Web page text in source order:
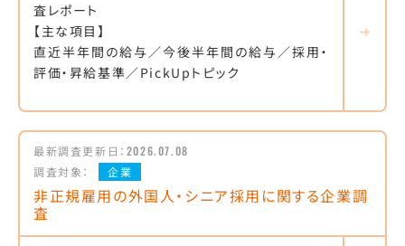
査レポート
【主な項目】
直近半年間の給与／今後半年間の給与／採用・
評価・昇給基準／PickUpトピック
最新調査更新日： 2026.07.08
調査対象：
企業
非正規雇用の外国人・シニア採用に関する企業調
査